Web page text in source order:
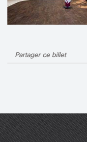
Partager ce billet